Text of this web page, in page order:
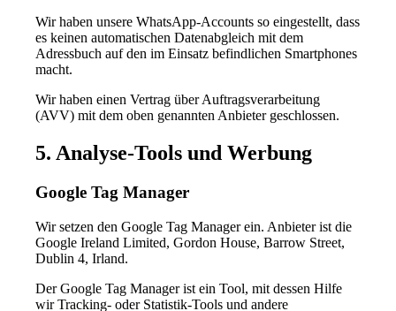
Wir haben unsere WhatsApp-Accounts so eingestellt, dass
es keinen automatischen Datenabgleich mit dem
Adressbuch auf den im Einsatz befindlichen Smartphones
macht.
Wir haben einen Vertrag über Auftragsverarbeitung
(AVV) mit dem oben genannten Anbieter geschlossen.
5. Analyse-Tools und Werbung
Google Tag Manager
Wir setzen den Google Tag Manager ein. Anbieter ist die
Google Ireland Limited, Gordon House, Barrow Street,
Dublin 4, Irland.
Der Google Tag Manager ist ein Tool, mit dessen Hilfe
wir Tracking- oder Statistik-Tools und andere